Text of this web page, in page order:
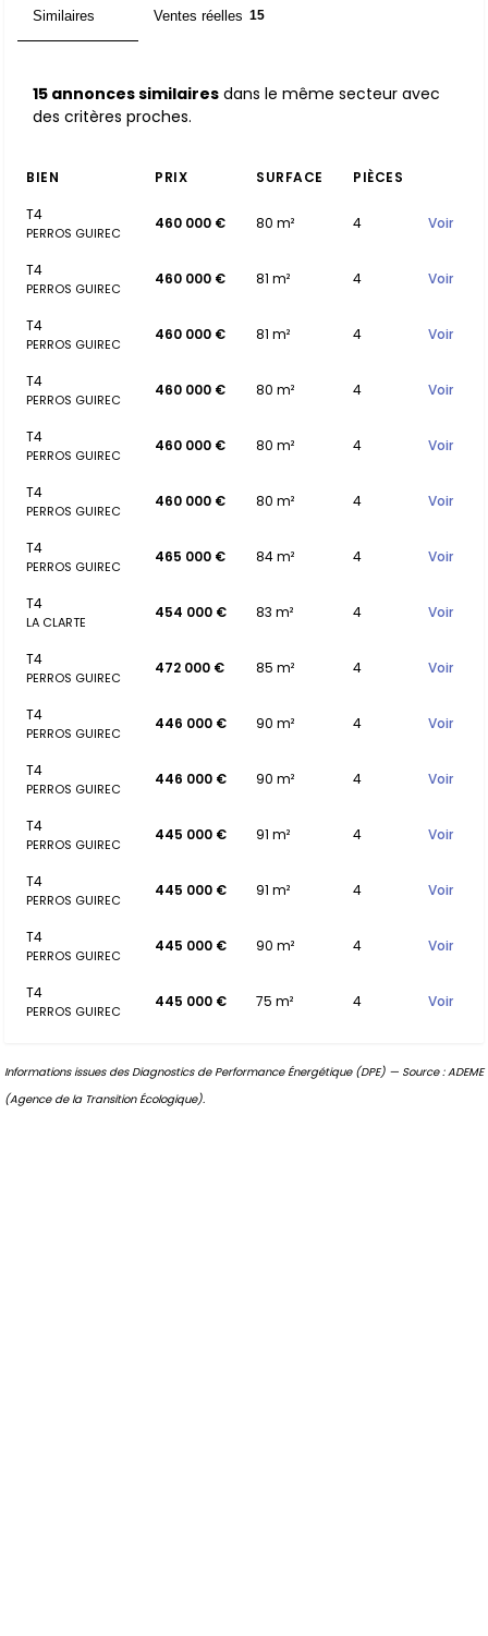
Similaires Ventes réelles 15
15 annonces similaires dans le même secteur avec
des critères proches.
BIEN PRIX SURFACE
PIÈCES
T4
PERROS GUIREC
460 000 € 80 m² 4 Voir
T4
PERROS GUIREC
460 000 € 81 m² 4 Voir
T4
PERROS GUIREC
460 000 € 81 m² 4 Voir
T4
PERROS GUIREC
460 000 € 80 m² 4 Voir
T4
PERROS GUIREC
460 000 € 80 m² 4 Voir
T4
PERROS GUIREC
460 000 € 80 m² 4 Voir
T4
PERROS GUIREC
465 000 € 84 m² 4 Voir
T4
LA CLARTE
454 000 € 83 m² 4 Voir
T4
PERROS GUIREC
472 000 € 85 m² 4 Voir
T4
PERROS GUIREC
446 000 € 90 m² 4 Voir
T4
PERROS GUIREC
446 000 € 90 m² 4 Voir
T4
PERROS GUIREC
445 000 € 91 m² 4 Voir
T4
PERROS GUIREC
445 000 € 91 m² 4 Voir
T4
PERROS GUIREC
445 000 € 90 m² 4 Voir
T4
PERROS GUIREC
445 000 € 75 m² 4 Voir
Informations issues des Diagnostics de Performance Énergétique (DPE) — Source : ADEME
(Agence de la Transition Écologique).